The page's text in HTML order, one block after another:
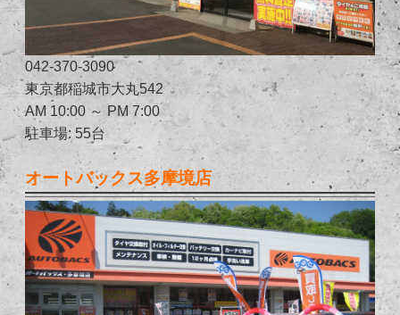
042-370-3090
東京都稲城市大丸542
AM 10:00 ～ PM 7:00
駐車場: 55台
オートバックス多摩境店